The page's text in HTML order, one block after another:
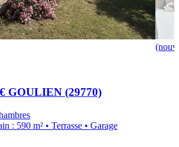
GOULIEN (29770)
: 590 m² • Terrasse • Garage